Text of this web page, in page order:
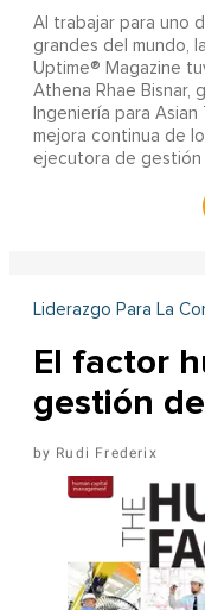
Al trabajar para uno
grandes del mundo,
Uptime® Magazine
Athena Rhae Bisnar,
Ingeniería para Asian
mejora continua de
ejecutora de gestión
Liderazgo Para La
El factor
gestión
Rudi Frederix